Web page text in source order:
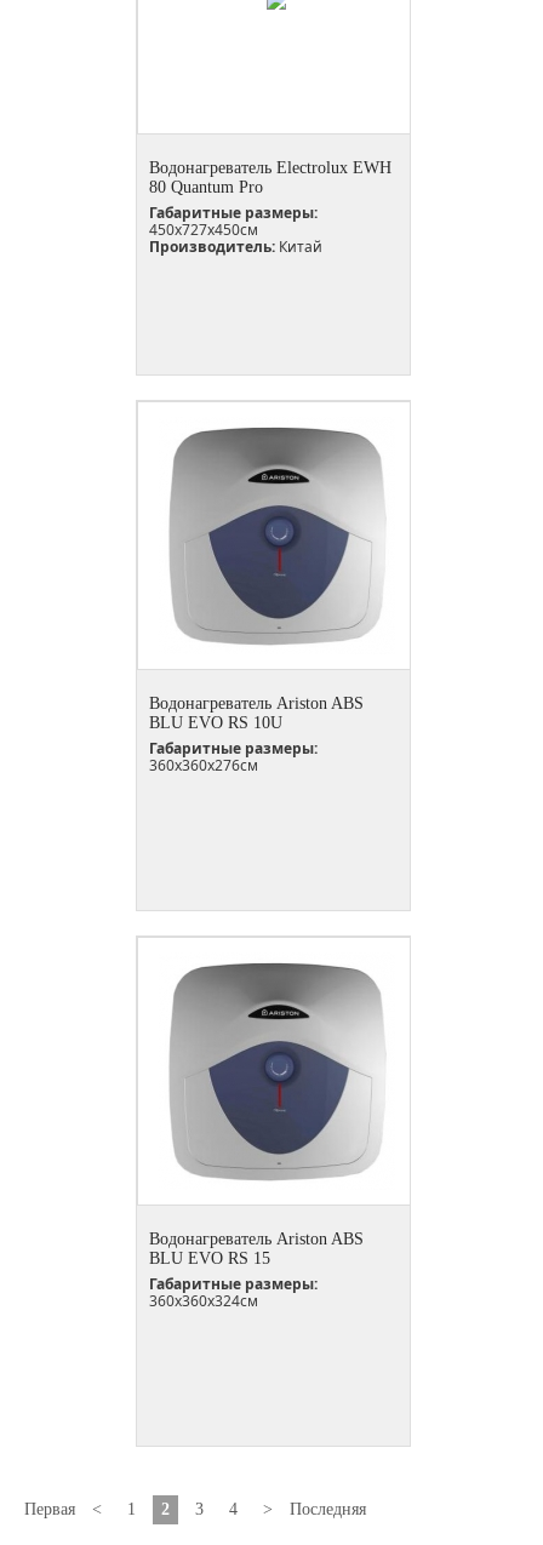
Водонагреватель Electrolux EWH
80 Quantum Pro
Габаритные размеры:
450x727x450см
Производитель: Китай
Водонагреватель Ariston ABS
BLU EVO RS 10U
Габаритные размеры:
360x360x276см
Водонагреватель Ariston ABS
BLU EVO RS 15
Габаритные размеры:
360x360x324см
Первая < 1 2 3 4 > Последняя